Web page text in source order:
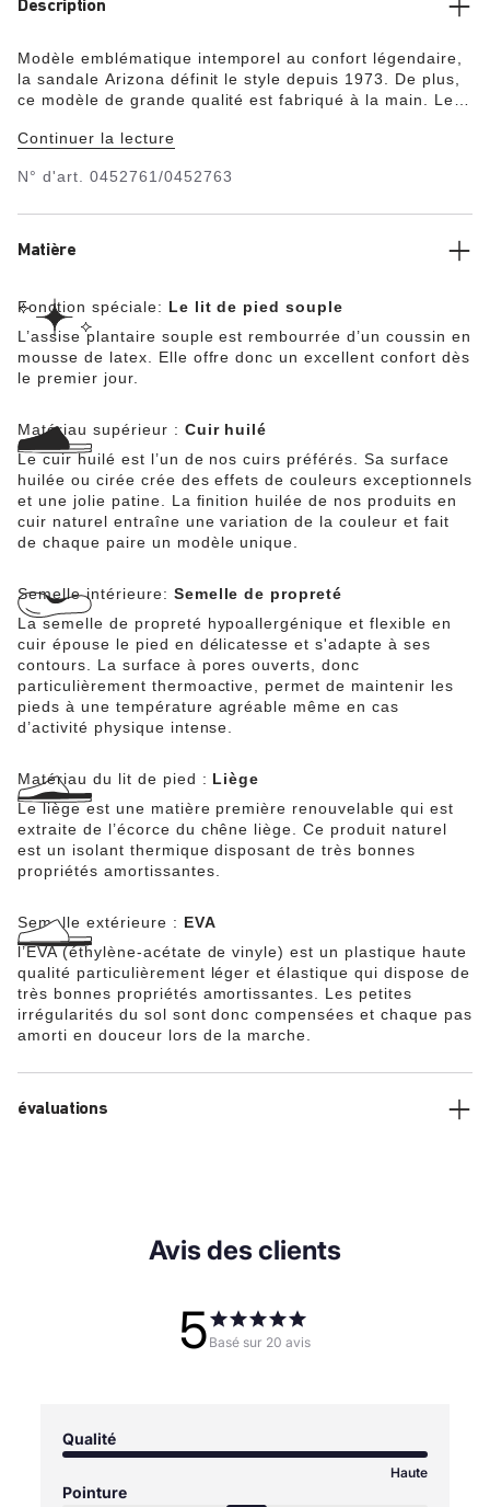
Description
Modèle emblématique intemporel au confort légendaire,
la sandale Arizona définit le style depuis 1973. De plus,
ce modèle de grande qualité est fabriqué à la main. Le
unique, et il est conçu pour bien vieillir et traverser les
d’éléments de conception BIRKENSTOCK classiques,
Continuer la lecture
N° d'art. 0452761/0452763
Matière
Fonction spéciale: Le lit de pied souple
L’assise plantaire souple est rembourrée d’un coussin en
mousse de latex. Elle offre donc un excellent confort dès
le premier jour.
Matériau supérieur : Cuir huilé
Le cuir huilé est l’un de nos cuirs préférés. Sa surface
huilée ou cirée crée des effets de couleurs exceptionnels
et une jolie patine. La finition huilée de nos produits en
cuir naturel entraîne une variation de la couleur et fait
de chaque paire un modèle unique.
Semelle intérieure: Semelle de propreté
La semelle de propreté hypoallergénique et flexible en
cuir épouse le pied en délicatesse et s'adapte à ses
contours. La surface à pores ouverts, donc
particulièrement thermoactive, permet de maintenir les
pieds à une température agréable même en cas
d’activité physique intense.
Matériau du lit de pied : Liège
Le liège est une matière première renouvelable qui est
extraite de l’écorce du chêne liège. Ce produit naturel
est un isolant thermique disposant de très bonnes
propriétés amortissantes.
Semelle extérieure : EVA
l’EVA (éthylène-acétate de vinyle) est un plastique haute
qualité particulièrement léger et élastique qui dispose de
très bonnes propriétés amortissantes. Les petites
irrégularités du sol sont donc compensées et chaque pas
amorti en douceur lors de la marche.
évaluations
Avis des clients
5 Basé sur 20 avis
Qualité
Haute
Pointure